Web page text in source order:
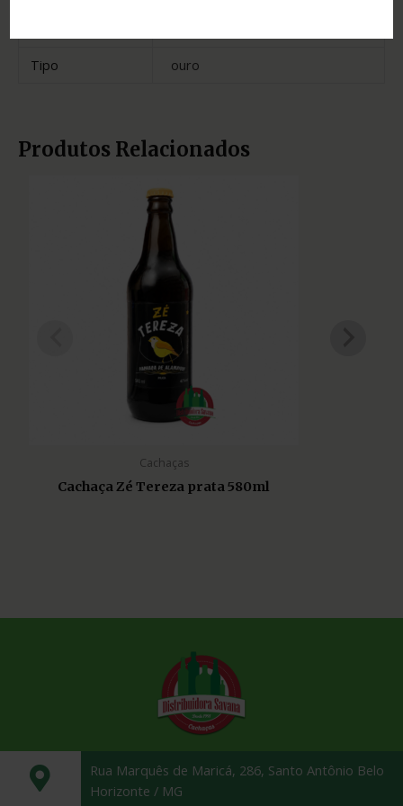
Tipo
ouro
Produtos Relacionados
Cachaças
Cachaça Zé Tereza prata 580ml
Rua Marquês de Maricá, 286, Santo Antônio Belo
Horizonte / MG